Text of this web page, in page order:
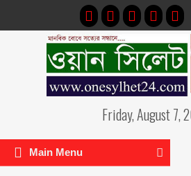
Friday, August 7,
Main Menu